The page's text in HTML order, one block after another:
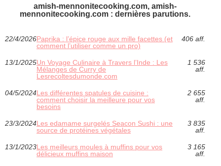
amish-mennonitecooking.com, amish-
mennonitecooking.com : dernières parutions.
22/4/2026Paprika : l’épice rouge aux mille facettes (et
comment l’utiliser comme un pro)
406 aff.
13/1/2025Un Voyage Culinaire à Travers l’Inde : Les
Mélanges de Curry de
Lesrecoltesdumonde.com
1 536
aff.
04/5/2024Les différentes spatules de cuisine :
comment choisir la meilleure pour vos
besoins
2 655
aff.
23/3/2024Les edamame surgelés Seacon Sushi : une
source de protéines végétales
3 835
aff.
13/1/2023Les meilleurs moules à muffins pour vos
délicieux muffins maison
3 165
aff.